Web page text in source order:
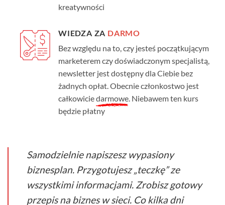
kreatywności
WIEDZA ZA DARMO
Bez względu na to, czy jesteś początkującym
marketerem czy doświadczonym specjalistą,
newsletter jest dostępny dla Ciebie bez
żadnych opłat. Obecnie członkostwo jest
całkowiciedarmowe. Niebawem ten kurs
będzie płatny
Samodzielnie napiszesz wypasiony
biznesplan. Przygotujesz „teczkę” ze
wszystkimi informacjami. Zrobisz gotowy
przepis na biznes w sieci. Co kilka dni